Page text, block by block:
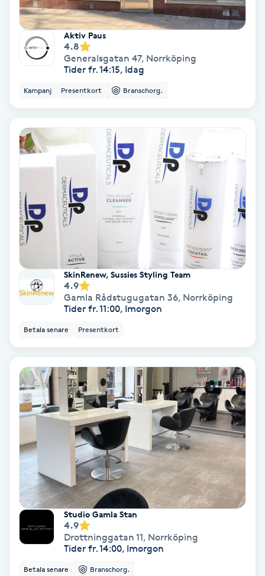
HIFU
Hollywood Peel
Hot yoga
Hudföryngring
Huduppstramning
Hudvård
Hyaluronsyra
Hyperhidros
Hypnos
Hårborttagning
Hårbottenbehandling
Hårförlängning
Hälsa
Hälsprickor
Aktiv Paus
4.8
Generalsgatan 47, Norrköping
Tider fr. 14:15, Idag
Kampanj Presentkort Branschorg.
SkinRenew, Sussies Styling Team
4.9
Gamla Rådstugugatan 36, Norrköping
Tider fr. 11:00, Imorgon
Betala senare Presentkort
Studio Gamla Stan
4.9
Drottninggatan 11, Norrköping
Tider fr. 14:00, Imorgon
Betala senare Branschorg.